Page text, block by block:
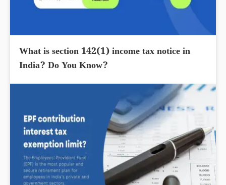
What is section 142(1) income tax notice in
India? Do You Know?